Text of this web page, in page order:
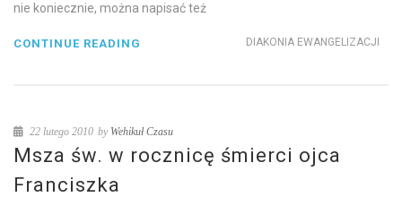
nie koniecznie, można napisać też
DIAKONIA EWANGELIZACJI
CONTINUE READING
22 lutego 2010 by Wehikuł Czasu
Msza św. w rocznicę śmierci ojca
Franciszka